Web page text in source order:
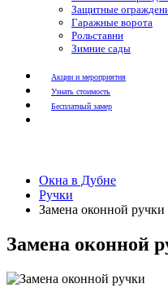
Защитные
Гаражные ворота
Рольставни
Зимние сады
Акции и мероприятия
Узнать стоимость
Бесплатный замер
Окна в Дубне
Ручки
Замена оконной ручки
Замена оконной